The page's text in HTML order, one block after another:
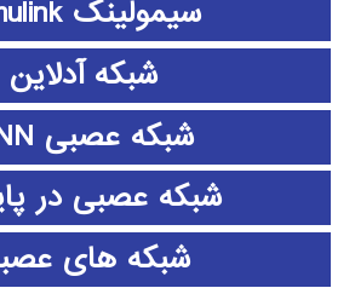
سیمولینک simulink
شبکه آدلاین
شبکه عصبی CNN
شبکه عصبی در
شبکه های